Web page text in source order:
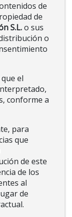
de
de
S.L.o sus
o
el
conforme a
para
que
de este
de los
al
de